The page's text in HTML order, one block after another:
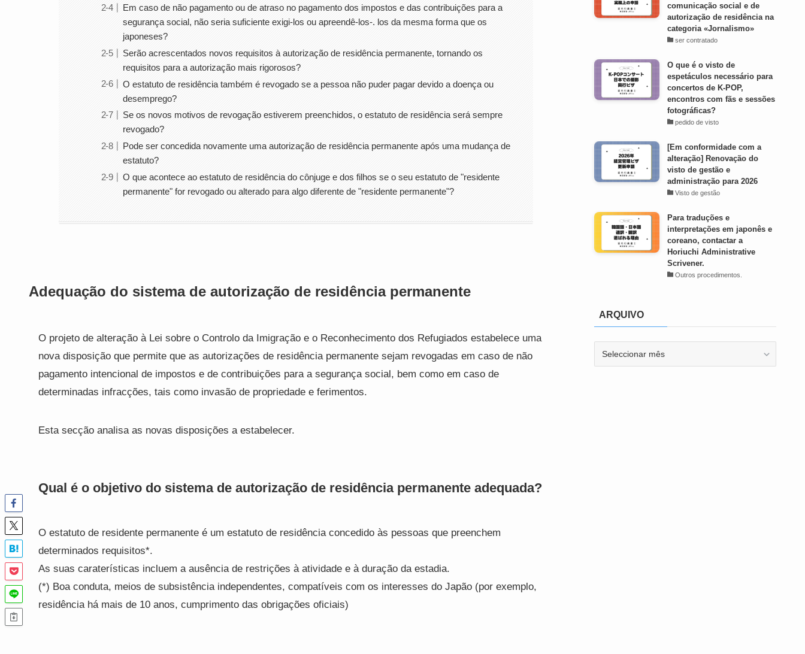
Em caso de não pagamento ou de atraso no pagamento dos impostos e das contribuições para a
segurança social, não seria suficiente exigi-los ou apreendê-los-. los da mesma forma que os
japoneses?
Serão acrescentados novos requisitos à autorização de residência permanente, tornando os
requisitos para a autorização mais rigorosos?
O estatuto de residência também é revogado se a pessoa não puder pagar devido a doença ou
desemprego?
Se os novos motivos de revogação estiverem preenchidos, o estatuto de residência será sempre
revogado?
Pode ser concedida novamente uma autorização de residência permanente após uma mudança de
estatuto?
O que acontece ao estatuto de residência do cônjuge e dos filhos se o seu estatuto de "residente
permanente" for revogado ou alterado para algo diferente de "residente permanente"?
Adequação do sistema de autorização de residência permanente
O projeto de alteração à Lei sobre o Controlo da Imigração e o Reconhecimento dos Refugiados estabelece uma
nova disposição que permite que as autorizações de residência permanente sejam revogadas em caso de não
pagamento intencional de impostos e de contribuições para a segurança social, bem como em caso de
determinadas infracções, tais como invasão de propriedade e ferimentos.
Esta secção analisa as novas disposições a estabelecer.
Qual é o objetivo do sistema de autorização de residência permanente adequada?
O estatuto de residente permanente é um estatuto de residência concedido às pessoas que preenchem
determinados requisitos*.
As suas caraterísticas incluem a ausência de restrições à atividade e à duração da estadia.
(*) Boa conduta, meios de subsistência independentes, compatíveis com os interesses do Japão (por exemplo,
residência há mais de 10 anos, cumprimento das obrigações oficiais)
comunicação social e de
autorização de residência na
categoria «Jornalismo»
ser contratado
O que é o visto de
espetáculos necessário para
concertos de K-POP,
encontros com fãs e sessões
fotográficas?
pedido de visto
[Em conformidade com a
alteração] Renovação do
visto de gestão e
administração para 2026
Visto de gestão
Para traduções e
interpretações em japonês e
coreano, contactar a
Horiuchi Administrative
Scrivener.
Outros procedimentos.
ARQUIVO